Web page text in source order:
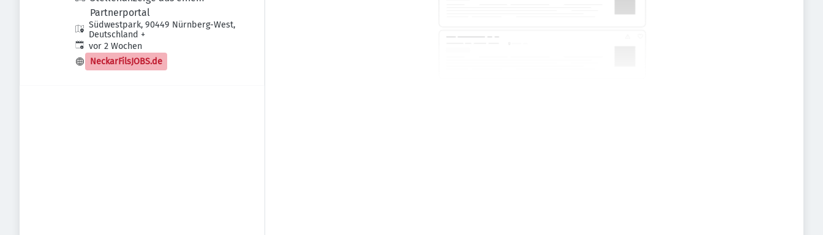
Partnerportal
Südwestpark, 90449 Nürnberg-West,
Deutschland +
Veröffentlicht:
vor 2 Wochen
NeckarFilsJOBS.de